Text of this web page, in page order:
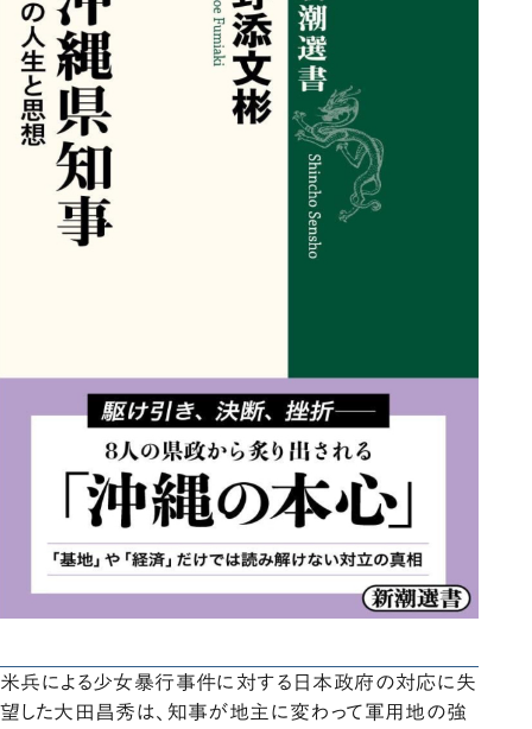
米兵による少女暴行事件に対する日本政府の対応に失
望した大田昌秀は、知事が地主に変わって軍用地の強